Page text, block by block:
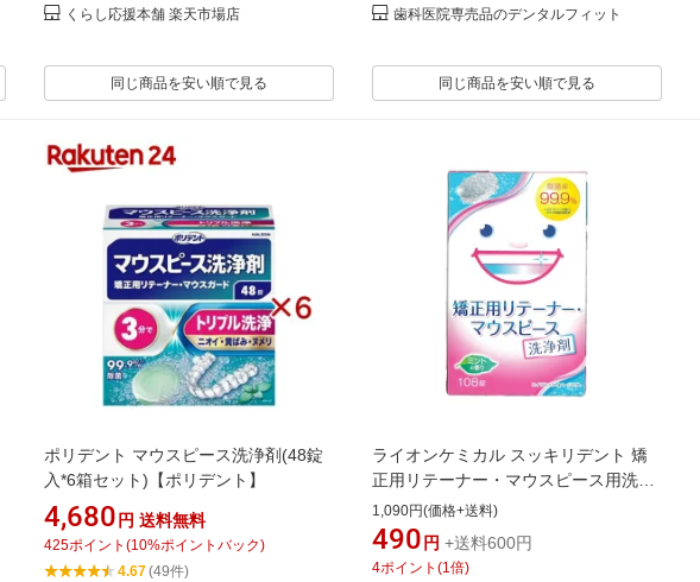
くらし応援本舗 楽天市場店
同じ商品を安い順で見る
歯科医院専売品のデンタルフィット
同じ商品を安い順で見る
ポリデント マウスピース洗浄剤(48錠
入*6箱セット)【ポリデント】
4,680 円 送料無料
425ポイント (10%ポイントバック)
4.67(49件)
ライオンケミカル スッキリデント 矯
正用リテーナー・マウスピース用洗浄
剤 108錠
1,090円(価格+送料)
490 円 +送料600円
4ポイント (1倍)